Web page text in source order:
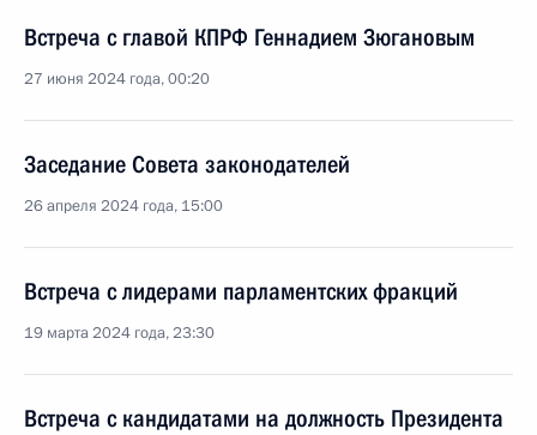
Встреча с главой КПРФ Геннадием Зюгановым
27 июня 2024 года, 00:20
Заседание Совета законодателей
26 апреля 2024 года, 15:00
Встреча с лидерами парламентских фракций
19 марта 2024 года, 23:30
Встреча с кандидатами на должность Президента